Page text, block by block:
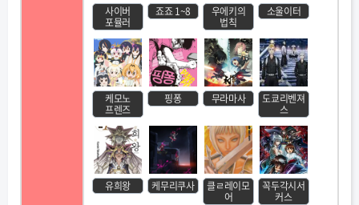
사이버
포뮬러
죠죠 1~8 우에키의
법칙
소울이터
케모노
프렌즈
핑퐁 무라마사 도쿄리벤져
스
유희왕 케무리쿠사 클ㄹ레이모
어
꼭두각시서
커스